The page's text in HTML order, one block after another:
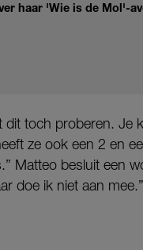
haar 'Wie is de Mol'-
dit toch proberen. Je
ze ook een 2 en
Matteo besluit een
doe ik niet aan mee.”